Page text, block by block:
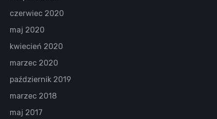
czerwiec 2020
maj 2020
kwiecień 2020
marzec 2020
październik 2019
marzec 2018
maj 2017